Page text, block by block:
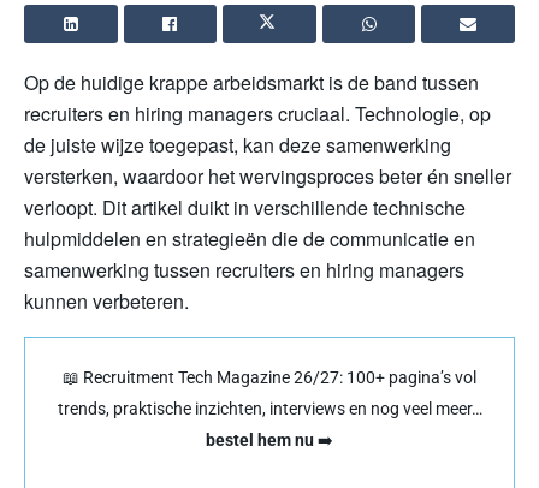
Op de huidige krappe arbeidsmarkt is de band tussen
recruiters en hiring managers cruciaal. Technologie, op
de juiste wijze toegepast, kan deze samenwerking
versterken, waardoor het wervingsproces beter én sneller
verloopt. Dit artikel duikt in verschillende technische
hulpmiddelen en strategieën die de communicatie en
samenwerking tussen recruiters en hiring managers
kunnen verbeteren.
📖 Recruitment Tech Magazine 26/27: 100+ pagina’s vol
trends, praktische inzichten, interviews en nog veel meer…
bestel hem nu➡️